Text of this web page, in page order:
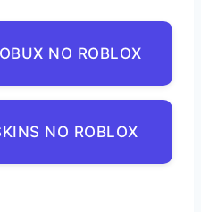
NO ROBLOX
NO ROBLOX